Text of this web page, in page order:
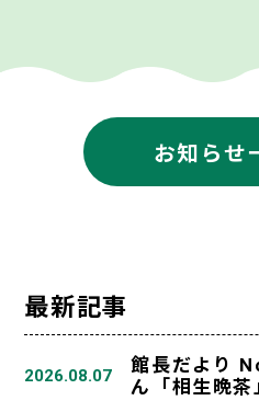
お知らせ
最新記事
2026.08.07
館長だより
ん「相生晩